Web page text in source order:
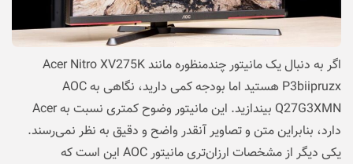
اگر به دنبال یک مانیتور چندمنظوره مانند Acer Nitro XV275K
P3biipruzx هستید اما بودجه کمی دارید، نگاهی به AOC
Q27G3XMN بیندازید. این مانیتور وضوح کمتری نسبت به Acer
دارد، بنابراین متن و تصاویر آنقدر واضح و دقیق به نظر نمی‌رسند.
یکی دیگر از مشخصات ارزان‌تری مانیتور AOC این است که